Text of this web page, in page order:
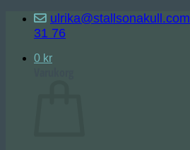
Skip
content
ulrika@stallsonakull.com
31 76
0 kr